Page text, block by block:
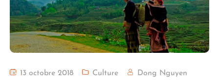
13 octobre 2018 Culture
Dong Nguyen